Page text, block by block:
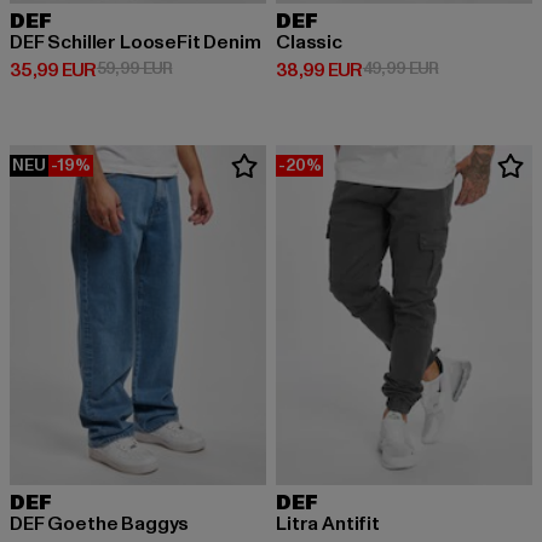
DEF
DEF Schiller LooseFit Denim
35,99 EUR
Derzeitiger Preis: 35,99 EUR
59,99 EURAktionspreis: 59,99 EUR
DEF
Classic
38,99 EUR
Derzeitiger Preis: 38,99 EUR
49,99 EURAktionspreis:
NEU -19%
DEF
DEF Goethe Baggys
-20%
DEF
Litra Antifit